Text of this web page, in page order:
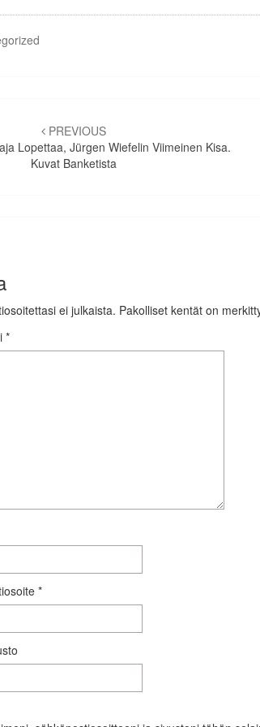
PREVIOUS
Lopettaa, Jürgen Wiefelin Viimeinen Kisa.
Kuvat Banketista
ei julkaista. Pakolliset kentät on
*
*